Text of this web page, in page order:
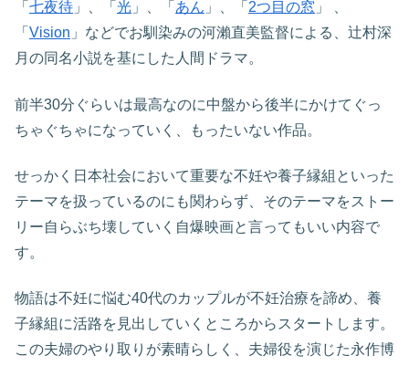
「 七夜待 」、「 光 」、「 あん 」、「 2つ目の窓 」 、
「 Vision 」などでお馴染みの河瀨直美監督による、辻村深
月の同名小説を基にした人間ドラマ。
前半30分ぐらいは最高なのに中盤から後半にかけてぐっ
ちゃぐちゃになっていく、もったいない作品。
せっかく日本社会において重要な不妊や養子縁組といった
テーマを扱っているのにも関わらず、そのテーマをストー
リー自らぶち壊していく自爆映画と言ってもいい内容で
す。
物語は不妊に悩む40代のカップルが不妊治療を諦め、養
子縁組に活路を見出していくところからスタートします。
この夫婦のやり取りが素晴らしく、夫婦役を演じた永作博